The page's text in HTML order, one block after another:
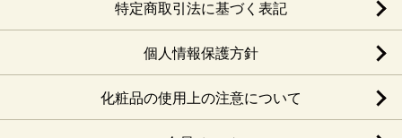
特定商取引法に基づく表記
個人情報保護方針
化粧品の使用上の注意について